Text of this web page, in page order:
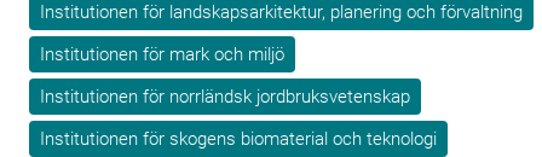
Institutionen för landskapsarkitektur, planering och förvaltning
Institutionen för mark och miljö
Institutionen för norrländsk jordbruksvetenskap
Institutionen för skogens biomaterial och teknologi